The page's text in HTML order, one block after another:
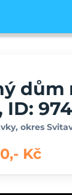
dům
ID:
okres
Kč